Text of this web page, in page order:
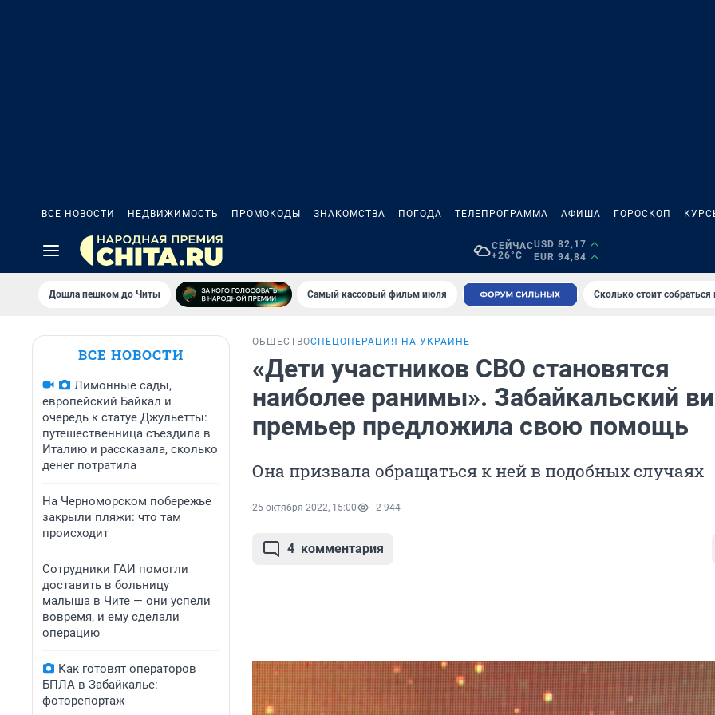
ВСЕ НОВОСТИ НЕДВИЖИМОСТЬ ПРОМОКОДЫ ЗНАКОМСТВА ПОГОДА ТЕЛЕПРОГРАММА АФИША ГОРОСКОП
СЕЙЧАС
+26°C
USD 82,17
EUR 94,84
Дошла пешком до Читы Самый кассовый фильм июля Сколько стоит
ВСЕ НОВОСТИ
Лимонные сады,
европейский Байкал и
очередь к статуе Джульетты:
путешественница съездила в
Италию и рассказала, сколько
денег потратила
На Черноморском побережье
закрыли пляжи: что там
происходит
Сотрудники ГАИ помогли
доставить в больницу
малыша в Чите — они успели
вовремя, и ему сделали
операцию
Как готовят операторов
БПЛА в Забайкалье:
фоторепортаж
ОБЩЕСТВОСПЕЦОПЕРАЦИЯ НА УКРАИНЕ
«Дети участников СВО становятся
наиболее ранимы». Забайкальский
премьер предложила свою помощь
Она призвала обращаться к ней в подобных случаях
25 октября 2022, 15:00 2 944
4 комментария